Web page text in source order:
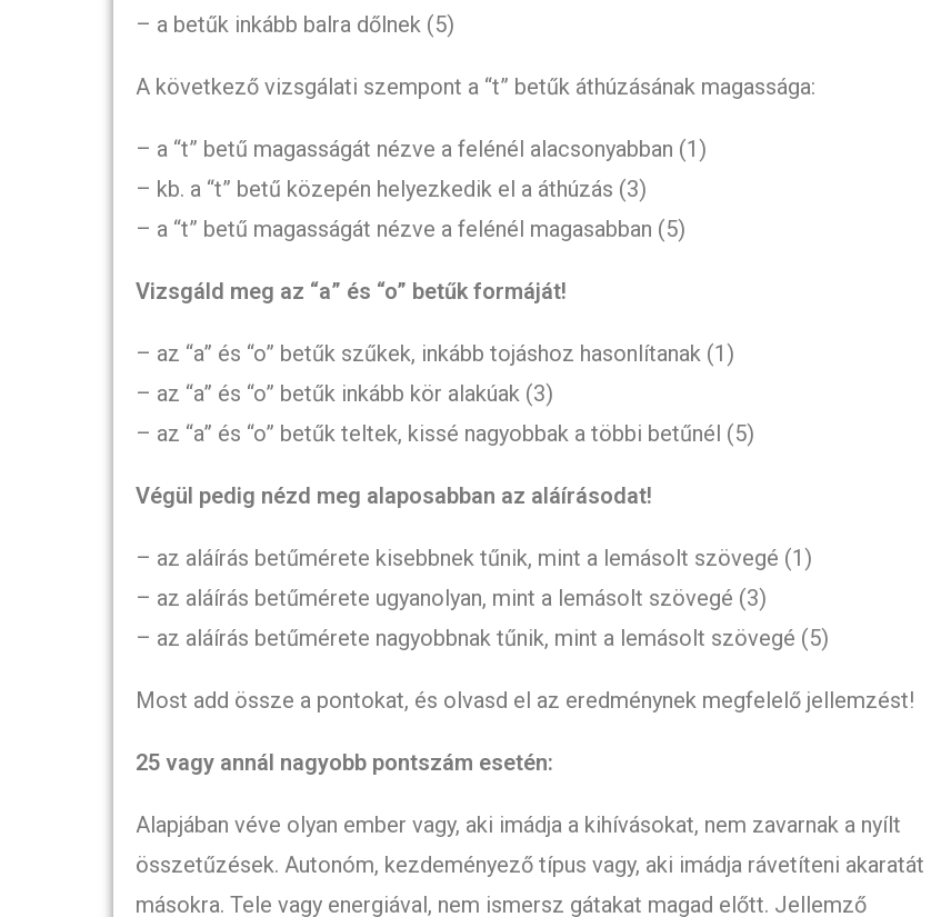
– a betűk inkább balra dőlnek (5)
A következő vizsgálati szempont a “t” betűk áthúzásának magassága:
– a “t” betű magasságát nézve a felénél alacsonyabban (1)
– kb. a “t” betű közepén helyezkedik el a áthúzás (3)
– a “t” betű magasságát nézve a felénél magasabban (5)
Vizsgáld meg az “a” és “o” betűk formáját!
– az “a” és “o” betűk szűkek, inkább tojáshoz hasonlítanak (1)
– az “a” és “o” betűk inkább kör alakúak (3)
– az “a” és “o” betűk teltek, kissé nagyobbak a többi betűnél (5)
Végül pedig nézd meg alaposabban az aláírásodat!
– az aláírás betűmérete kisebbnek tűnik, mint a lemásolt szövegé (1)
– az aláírás betűmérete ugyanolyan, mint a lemásolt szövegé (3)
– az aláírás betűmérete nagyobbnak tűnik, mint a lemásolt szövegé (5)
Most add össze a pontokat, és olvasd el az eredménynek megfelelő jellemzést!
25 vagy annál nagyobb pontszám esetén:
Alapjában véve olyan ember vagy, aki imádja a kihívásokat, nem zavarnak a nyílt
összetűzések. Autonóm, kezdeményező típus vagy, aki imádja rávetíteni akaratát
másokra. Tele vagy energiával, nem ismersz gátakat magad előtt. Jellemző